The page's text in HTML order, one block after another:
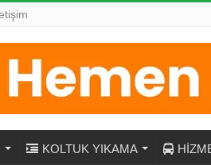
KOLTUK YIKAMA